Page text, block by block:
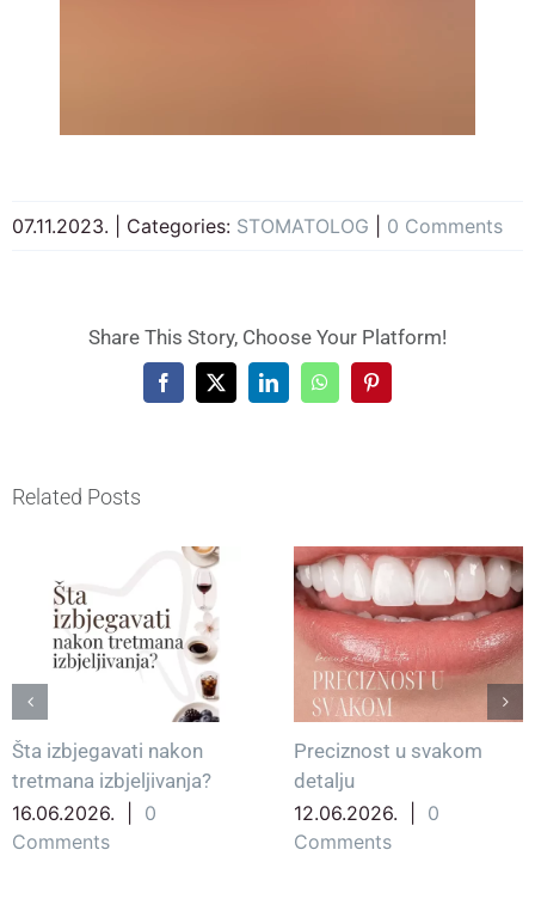
07.11.2023. Categories: STOMATOLOG 0 Comments
Share This Story, Choose Your Platform!
Facebook
X LinkedInWhatsAppPinterest
Related Posts
Šta izbjegavati nakon
tretmana izbjeljivanja?
16.06.2026.
0
Comments
Preciznost u svakom
detalju
12.06.2026.
0
Comments